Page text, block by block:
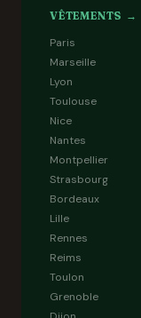
VÊTEMENTS →
Paris
Marseille
Lyon
Toulouse
Nice
Nantes
Montpellier
Strasbourg
Bordeaux
Lille
Rennes
Reims
Toulon
Grenoble